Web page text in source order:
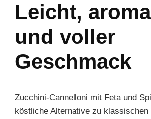
Leicht,
und voller
Geschmack
Zucchini-Cannelloni mit Feta und
köstliche Alternative zu klassischen